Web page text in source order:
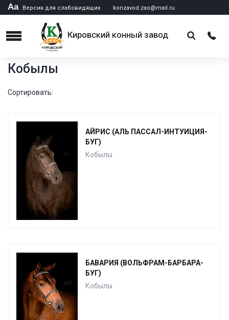
Аа Версия для слабовидящих konzavod.zao@mail.ru
Menu Кировский конный завод
Кобылы
Сортировать:
АЙРИС (АЛЬ ПАССАЛ-ИНТУИЦИЯ-
БУГ)
Кобылы
БАВАРИЯ (ВОЛЬФРАМ-БАРБАРА-
БУГ)
Кобылы